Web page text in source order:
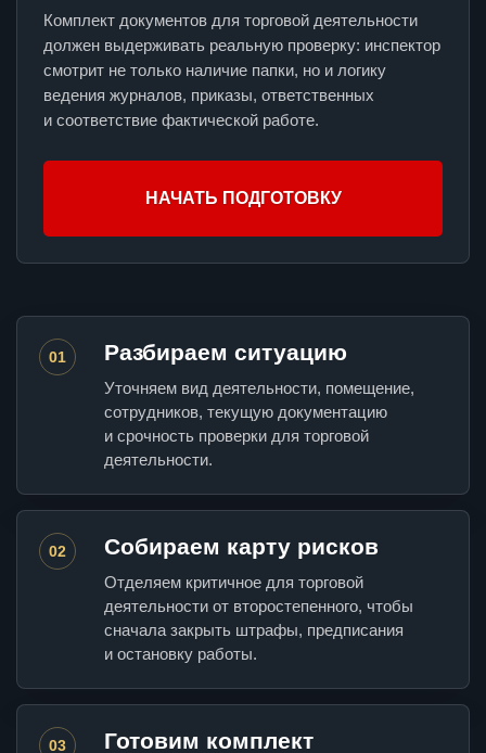
Комплект документов для торговой деятельности
должен выдерживать реальную проверку: инспектор
смотрит не только наличие папки, но и логику
ведения журналов, приказы, ответственных
и соответствие фактической работе.
НАЧАТЬ ПОДГОТОВКУ
01 Разбираем ситуацию
Уточняем вид деятельности, помещение,
сотрудников, текущую документацию
и срочность проверки для торговой
деятельности.
02 Собираем карту рисков
Отделяем критичное для торговой
деятельности от второстепенного, чтобы
сначала закрыть штрафы, предписания
и остановку работы.
03 Готовим комплект